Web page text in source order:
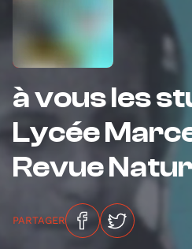
à vous les
Lycée
Revue
PARTAGER